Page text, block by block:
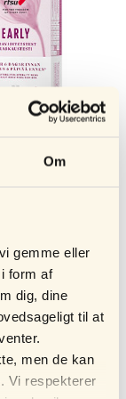
Om
gemme eller
form af
dig, dine
til at
men de kan
Vi respekterer
er velegnede
til dig, der vil
og hjælper dig
hormon) i
første
hvor i
tidligt graviditetstest